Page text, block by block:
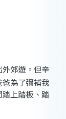
郊遊。但辛
為了彌補我
上踏板、踏